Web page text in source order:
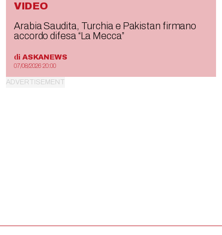
VIDEO
Arabia Saudita, Turchia e Pakistan firmano
accordo difesa “La Mecca”
di ASKANEWS
07/08/2026 20:00